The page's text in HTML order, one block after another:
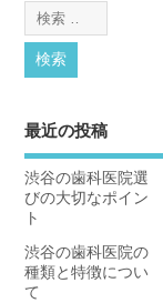
最近の投稿
渋谷の歯科医院選
びの大切なポイン
ト
渋谷の歯科医院の
種類と特徴につい
て